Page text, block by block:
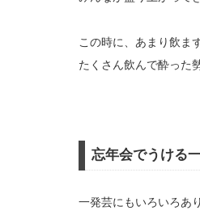
この時に、あまり飲ま
たくさん飲んで酔った
忘年会でうける
一発芸にもいろいろあ